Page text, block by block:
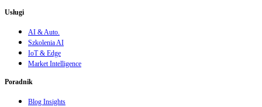
Usługi
AI & Auto.
Szkolenia AI
IoT & Edge
Market Intelligence
Poradnik
Blog Insights